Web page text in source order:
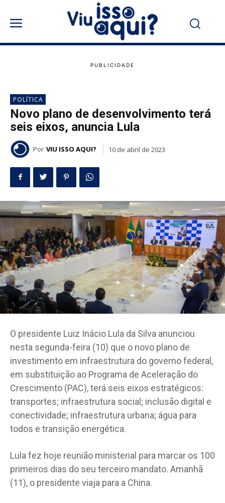
POLÍTICA
Novo plano de desenvolvimento terá
seis eixos, anuncia Lula
Por VIU ISSO AQUI? 10 de abril de 2023
O presidente Luiz Inácio Lula da Silva anunciou
nesta segunda-feira (10) que o novo plano de
investimento em infraestrutura do governo federal,
em substituição ao Programa de Aceleração do
Crescimento (PAC), terá seis eixos estratégicos:
transportes; infraestrutura social; inclusão digital e
conectividade; infraestrutura urbana; água para
todos e transição energética.
Lula fez hoje reunião ministerial para marcar os 100
primeiros dias do seu terceiro mandato. Amanhã
(11), o presidente viaja para a China.